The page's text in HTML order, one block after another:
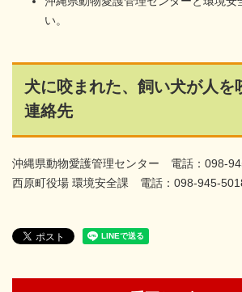
い。
犬に咬まれた、飼い犬が人を
連絡先
沖縄県動物愛護管理センター 電話：098-
西原町役場 環境安全課 電話：098-945-